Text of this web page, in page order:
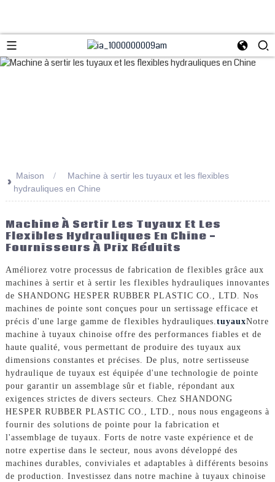
>> Maison
Machine à sertir les tuyaux et les flexibles
hydrauliques en Chine
Machine À Sertir Les Tuyaux Et Les
Flexibles Hydrauliques En Chine -
Fournisseurs À Prix Réduits
Améliorez votre processus de fabrication de flexibles grâce aux
machines à sertir et à sertir les flexibles hydrauliques innovantes
de SHANDONG HESPER RUBBER PLASTIC CO., LTD. Nos
machines de pointe sont conçues pour un sertissage efficace et
précis d'une large gamme de flexibles hydrauliques.tuyauxNotre
machine à tuyaux chinoise offre des performances fiables et de
haute qualité, vous permettant de produire des tuyaux aux
dimensions constantes et précises. De plus, notre sertisseuse
hydraulique de tuyaux est équipée d'une technologie de pointe
pour garantir un assemblage sûr et fiable, répondant aux
exigences strictes de divers secteurs. Chez SHANDONG
HESPER RUBBER PLASTIC CO., LTD., nous nous engageons à
fournir des solutions de pointe pour la fabrication et
l'assemblage de tuyaux. Forts de notre vaste expérience et de
notre expertise dans le secteur, nous avons développé des
machines durables, conviviales et adaptables à différents besoins
de production. Investissez dans notre machine à tuyaux chinoise